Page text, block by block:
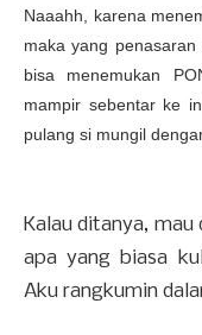
Naaahh, karena
maka yang
bisa menemukan
mampir sebentar ke
pulang si mungil
Kalau ditanya,
apa yang biasa
Aku rangkumin